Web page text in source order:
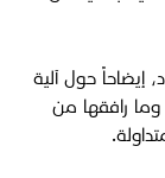
حول آلية
وما رافقها من
.